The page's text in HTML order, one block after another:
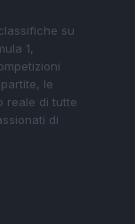
su
1,
le
reale di tutte
di